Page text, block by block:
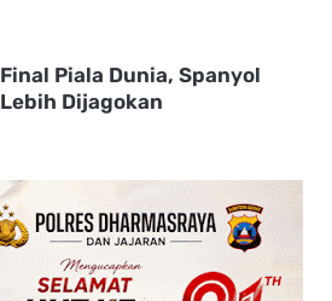
Final Piala Dunia, Spanyol
Lebih Dijagokan